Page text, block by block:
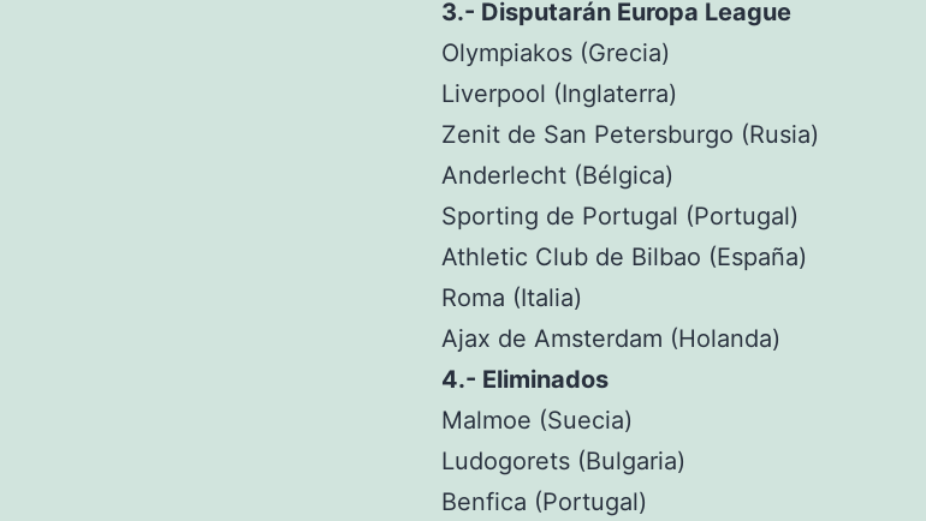
3.- Disputarán Europa League
Olympiakos (Grecia)
Liverpool (Inglaterra)
​Zenit de San Petersburgo (Rusia)
​Anderlecht (Bélgica)
Sporting de Portugal (Portugal)
Athletic Club de Bilbao (España)
Roma (Italia)
Ajax de Amsterdam (Holanda)
4.- ​Eliminados
Malmoe (Suecia)
Ludogorets (Bulgaria)
Benfica (Portugal)